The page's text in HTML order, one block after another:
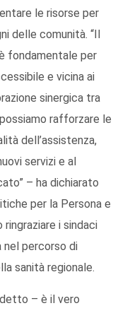
le risorse per
delle comunità. “Il
fondamentale per
e vicina ai
sinergica tra
rafforzare le
dell’assistenza,
servizi e al
– ha dichiarato
per la Persona e
ringraziare i sindaci
nel percorso di
sanità regionale.
– è il vero